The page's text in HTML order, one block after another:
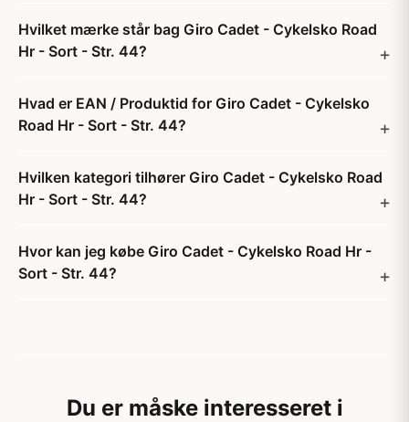
Hvilket mærke står bag Giro Cadet - Cykelsko Road
Hr - Sort - Str. 44?
Hvad er EAN / Produktid for Giro Cadet - Cykelsko
Road Hr - Sort - Str. 44?
Hvilken kategori tilhører Giro Cadet - Cykelsko Road
Hr - Sort - Str. 44?
Hvor kan jeg købe Giro Cadet - Cykelsko Road Hr -
Sort - Str. 44?
Du er måske interesseret i